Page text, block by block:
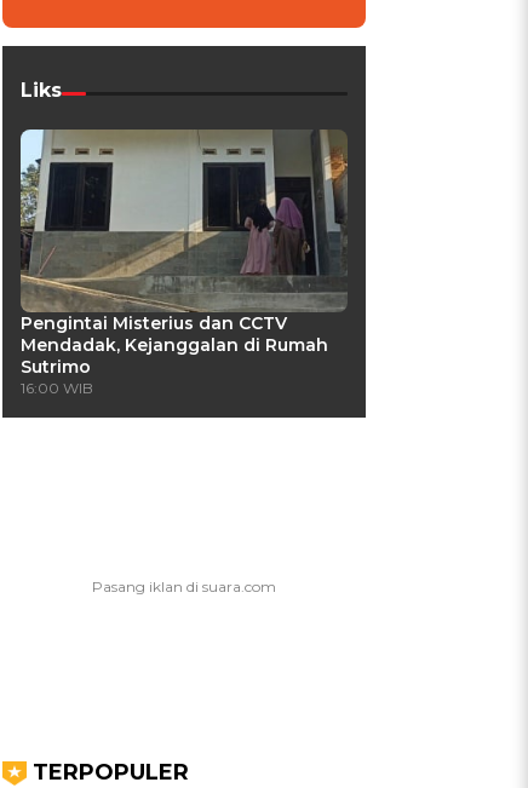
Liks
Pengintai Misterius dan CCTV
Mendadak, Kejanggalan di Rumah
Sutrimo
16:00 WIB
TERPOPULER